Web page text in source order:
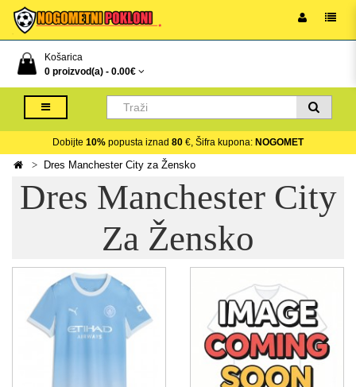
Košarica
0 proizvod(a) - 0.00€
Dobijte 10% popusta iznad 80 €, Šifra kupona: NOGOMET
Dres Manchester City za Žensko
Dres Manchester City
Za Žensko